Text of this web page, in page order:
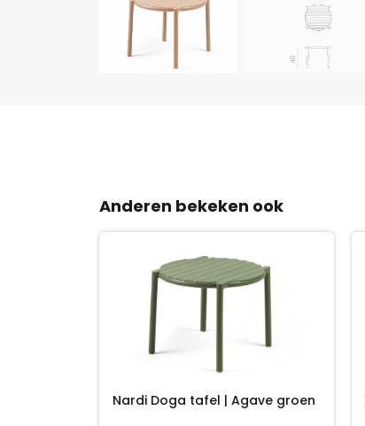
Anderen bekeken ook
Nardi Doga tafel | Agave groen